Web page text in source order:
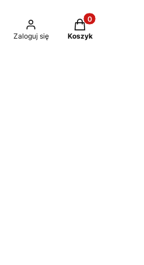
Zaloguj się
Produkty w
Koszyk